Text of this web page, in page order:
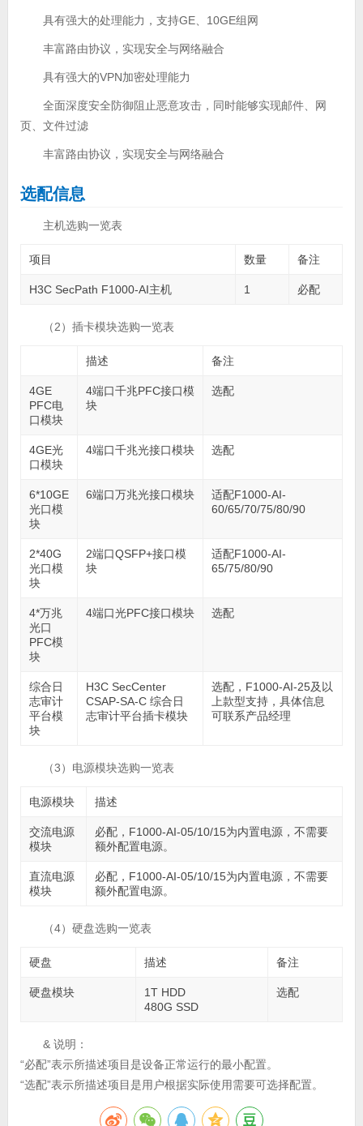
具有强大的处理能力，支持GE、10GE组网
丰富路由协议，实现安全与网络融合
具有强大的VPN加密处理能力
全面深度安全防御阻止恶意攻击，同时能够实现邮件、网
页、文件过滤
丰富路由协议，实现安全与网络融合
选配信息
主机选购一览表
项目 数量 备注
H3C SecPath F1000-AI主机 1 必配
（2）插卡模块选购一览表
描述 备注
4GE
PFC电
口模块
4端口千兆PFC接口模
块
选配
4GE光
口模块
4端口千兆光接口模块 选配
6*10GE
光口模
块
6端口万兆光接口模块
适配F1000-AI-
60/65/70/75/80/90
2*40G
光口模
块
2端口QSFP+接口模
块
适配F1000-AI-
65/75/80/90
4*万兆
光口
PFC模
块
4端口光PFC接口模块 选配
综合日
志审计
平台模
块
H3C SecCenter
CSAP-SA-C 综合日
志审计平台插卡模块
选配，F1000-AI-25及以
上款型支持，具体信息
可联系产品经理
（3）电源模块选购一览表
电源模块 描述
交流电源
模块
必配，F1000-AI-05/10/15为内置电源，不需要
额外配置电源。
直流电源
模块
必配，F1000-AI-05/10/15为内置电源，不需要
额外配置电源。
（4）硬盘选购一览表
硬盘 描述 备注
硬盘模块
1T HDD
480G SSD
选配
& 说明：
“必配”表示所描述项目是设备正常运行的最小配置。
“选配”表示所描述项目是用户根据实际使用需要可选择配置。